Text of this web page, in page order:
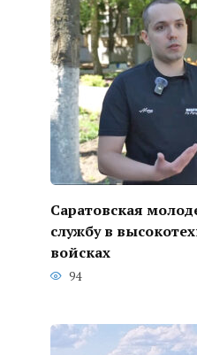
Саратовская
службу в
войсках
94